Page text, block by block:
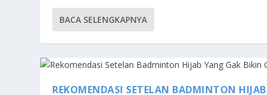
BACA SELENGKAPNYA
REKOMENDASI SETELAN BADMINTON HIJAB